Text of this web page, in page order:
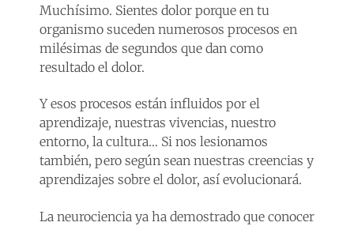
Muchísimo. Sientes dolor porque en tu
organismo suceden numerosos procesos en
milésimas de segundos que dan como
resultado el dolor.
Y esos procesos están influidos por el
aprendizaje, nuestras vivencias, nuestro
entorno, la cultura… Si nos lesionamos
también, pero según sean nuestras creencias y
aprendizajes sobre el dolor, así evolucionará.
La neurociencia ya ha demostrado que conocer